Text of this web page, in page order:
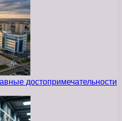
достопримечательности